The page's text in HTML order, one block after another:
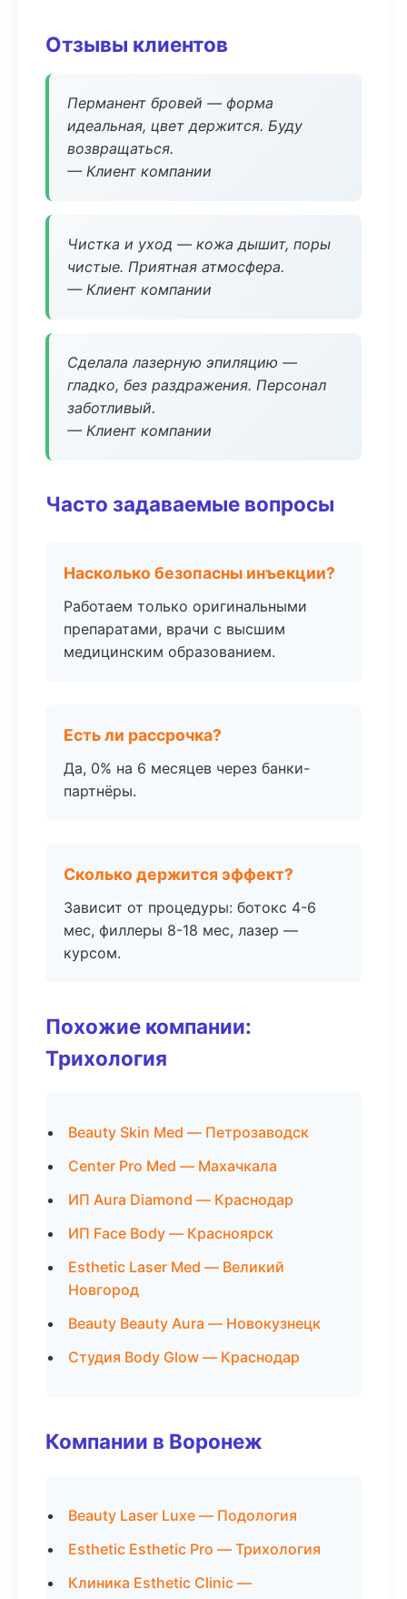
Отзывы клиентов
Перманент бровей — форма
идеальная, цвет держится. Буду
возвращаться.
— Клиент компании
Чистка и уход — кожа дышит, поры
чистые. Приятная атмосфера.
— Клиент компании
Сделала лазерную эпиляцию —
гладко, без раздражения. Персонал
заботливый.
— Клиент компании
Часто задаваемые вопросы
Насколько безопасны инъекции?
Работаем только оригинальными
препаратами, врачи с высшим
медицинским образованием.
Есть ли рассрочка?
Да, 0% на 6 месяцев через банки-
партнёры.
Сколько держится эффект?
Зависит от процедуры: ботокс 4-6
мес, филлеры 8-18 мес, лазер —
курсом.
Похожие компании:
Трихология
Beauty Skin Med — Петрозаводск
Center Pro Med — Махачкала
ИП Aura Diamond — Краснодар
ИП Face Body — Красноярск
Esthetic Laser Med — Великий
Новгород
Beauty Beauty Aura — Новокузнецк
Студия Body Glow — Краснодар
Компании в Воронеж
Beauty Laser Luxe — Подология
Esthetic Esthetic Pro — Трихология
Клиника Esthetic Clinic —